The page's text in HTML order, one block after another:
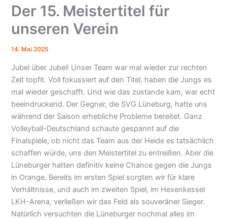
Der 15. Meistertitel für
unseren Verein
14. Mai 2025
Jubel über Jubel! Unser Team war mal wieder zur rechten
Zeit topfit. Voll fokussiert auf den Titel, haben die Jungs es
mal wieder geschafft. Und wie das zustande kam, war echt
beeindruckend. Der Gegner, die SVG Lüneburg, hatte uns
während der Saison erhebliche Probleme bereitet. Ganz
Volleyball-Deutschland schaute gespannt auf die
Finalspiele, ob nicht das Team aus der Heide es tatsächlich
schaffen würde, uns den Meistertitel zu entreißen. Aber die
Lüneburger hatten definitiv keine Chance gegen die Jungs
in Orange. Bereits im ersten Spiel sorgten wir für klare
Verhältnisse, und auch im zweiten Spiel, im Hexenkessel
LKH-Arena, verließen wir das Feld als souveräner Sieger.
Natürlich versuchten die Lüneburger nochmal alles im